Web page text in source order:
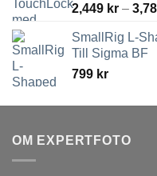
2,449 kr –
SmallRig L-
Till Sigma BF
799 kr
OM EXPERTFOTO